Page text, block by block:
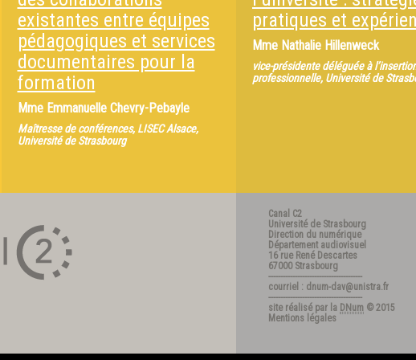
existantes entre équipes
pédagogiques et services
documentaires pour la
formation
Mme Emmanuelle Chevry-Pebayle
Maîtresse de conférences, LISEC Alsace,
Université de Strasbourg
pratiques et
Mme Nathalie Hillenweck
vice-présidente déléguée à
professionnelle, Université de
Canal C2
Université de Strasbourg
Direction du numérique
Département audiovisuel
16 rue René Descartes
67000 Strasbourg
---------------------------------------
courriel : dnum-dav@unistra.fr
---------------------------------------
site réalisé par la DNum © 2015
Mentions légales